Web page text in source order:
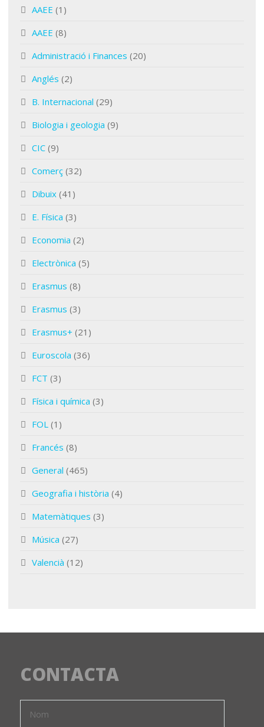
AAEE (1)
AAEE (8)
Administració i Finances (20)
Anglés (2)
B. Internacional (29)
Biologia i geologia (9)
CIC (9)
Comerç (32)
Dibuix (41)
E. Física (3)
Economia (2)
Electrònica (5)
Erasmus (8)
Erasmus (3)
Erasmus+ (21)
Euroscola (36)
FCT (3)
Física i química (3)
FOL (1)
Francés (8)
General (465)
Geografia i història (4)
Matemàtiques (3)
Música (27)
Valencià (12)
CONTACTA